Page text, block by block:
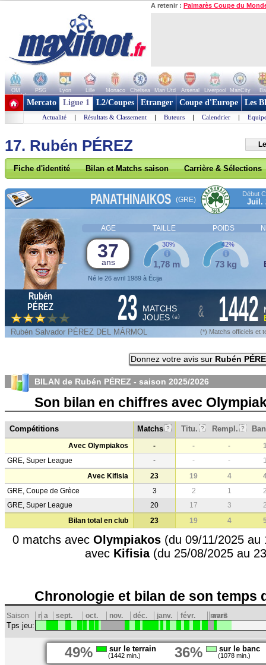
A retenir : Palmarès Coupe du
OM PSG Lyon Lille Monaco Chelsea Man Utd Arsenal Liverpool ManCity
+ de clubs
Mercato Ligue 1 L2/Coupes Etranger Coupe d'Europe Les
Actualité | Résultats & Classement | Buteurs | Calendrier |
17. Rubén PÉREZ
Fiche d'identité Bilan et Matchs saison Carrière & Sélections
PANATHINAIKOS (GRE)
Début
Juil.
AGE TAILLE POIDS
37
ans
Né le 26 avril 1989 à Écija
1,78 m
30%
73 kg
42%
Rubén
PÉREZ
23 MATCHS
JOUES (*) & 1442
Rubén Salvador PÉREZ DEL MÁRMOL (*) Matchs officiels et
Donnez votre avis sur Rubén
BILAN de Rubén PÉREZ - saison 2025/2026
Son bilan en chiffres avec
Compétitions Matchs ? Titu. ? Rempl. ?
Avec Olympiakos - - -
GRE, Super League
- - -
Avec Kifisia
23 19 4
GRE, Coupe de Grèce
3 2 1
GRE, Super League
20 17 3
Bilan total en club
23 19 4
0 matchs avec Olympiakos(du 09/11/2025 au
avec Kifisia(du 25/08/2025 au
Chronologie et bilan de son temps
Saison n a sept. oct. nov. déc. janv. févr. mars
avril
Tps jeu:
49% sur le terrain
(1442 min.) 36% sur le banc
(1078 min.)